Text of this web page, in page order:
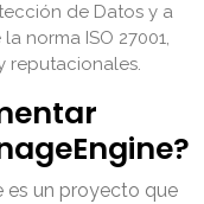
de Datos y a
norma ISO 27001,
reputacionales.
es un proyecto que